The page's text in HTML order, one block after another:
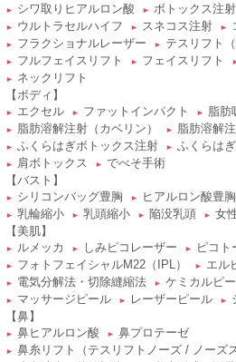
► シワ取りヒアルロン酸 ► ボトックス注射
► ウルトラセルハイフ ► スネコス注射 ►
► フラクショナルレーザー ► テスリフト
► フルフェイスリフト ► フェイスリフト
►
ネックリフト
【ボディ】
► エクセル ► ファットインパクト ► 脂肪
► 脂肪溶解注射（カベリン） ► 脂肪溶解
► ふくらはぎボトックス注射 ► ふくらは
► 肩ボトックス ►
でべそ手術
【バスト】
► シリコンバッグ豊胸 ► ヒアルロン酸豊胸
► 乳輪縮小 ► 乳頭縮小 ► 陥没乳頭 ► 女
【美肌】
► ルメッカ ► しみピコレーザー ► ピコト
► フォトフェイシャルM22（IPL） ► エル
► 電気分解法・切除縫縮法 ► ケミカルピ
► マッサージピール ► レーザーピール ►
【鼻】
► 鼻ヒアルロン酸 ► 鼻プロテーゼ
► 鼻糸リフト（テスリフトノーズ / ノーズ